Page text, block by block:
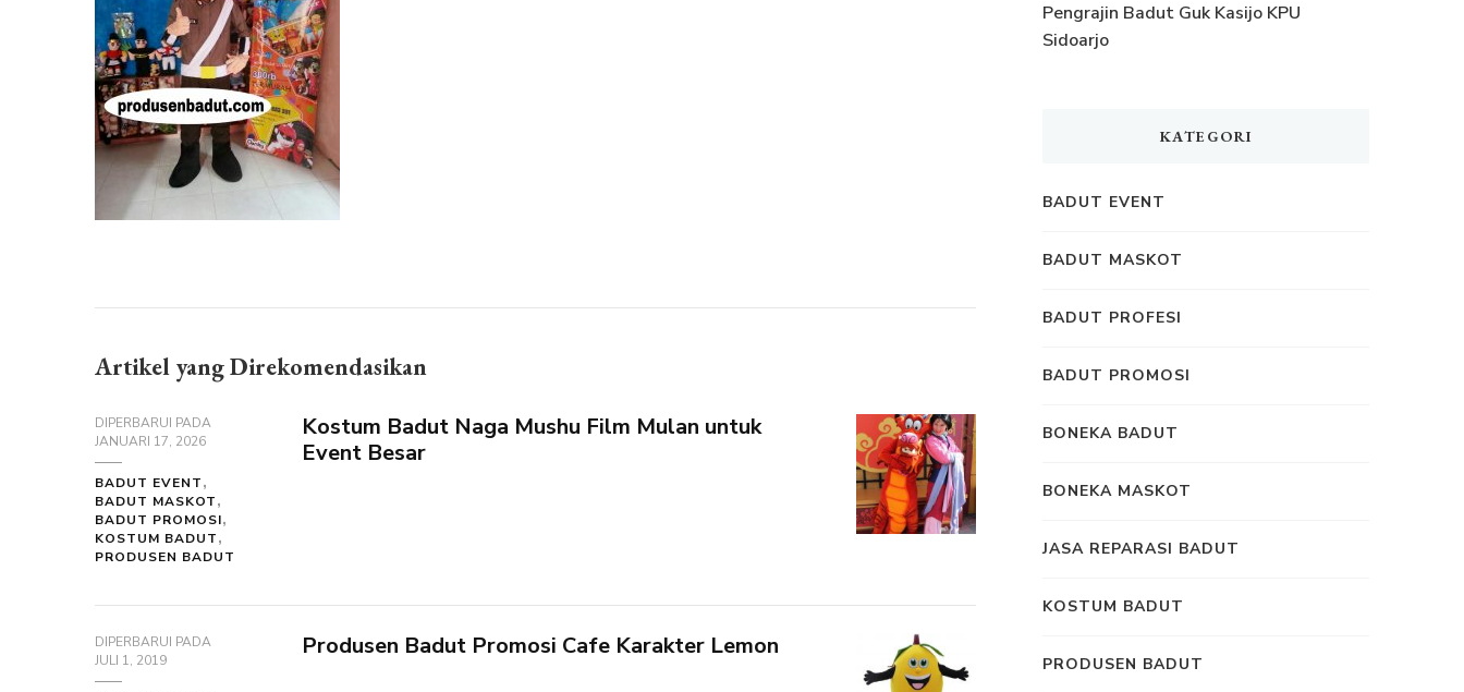
Artikel yang Direkomendasikan
DIPERBARUI PADA
JANUARI 17, 2026
BADUT EVENT
BADUT MASKOT
BADUT PROMOSI
KOSTUM BADUT
PRODUSEN BADUT
Kostum Badut Naga Mushu Film Mulan untuk
Event Besar
DIPERBARUI PADA
JULI 1, 2019
Produsen Badut Promosi Cafe Karakter Lemon
Pengrajin Badut Guk Kasijo KPU
Sidoarjo
KATEGORI
BADUT EVENT
BADUT MASKOT
BADUT PROFESI
BADUT PROMOSI
BONEKA BADUT
BONEKA MASKOT
JASA REPARASI BADUT
KOSTUM BADUT
PRODUSEN BADUT